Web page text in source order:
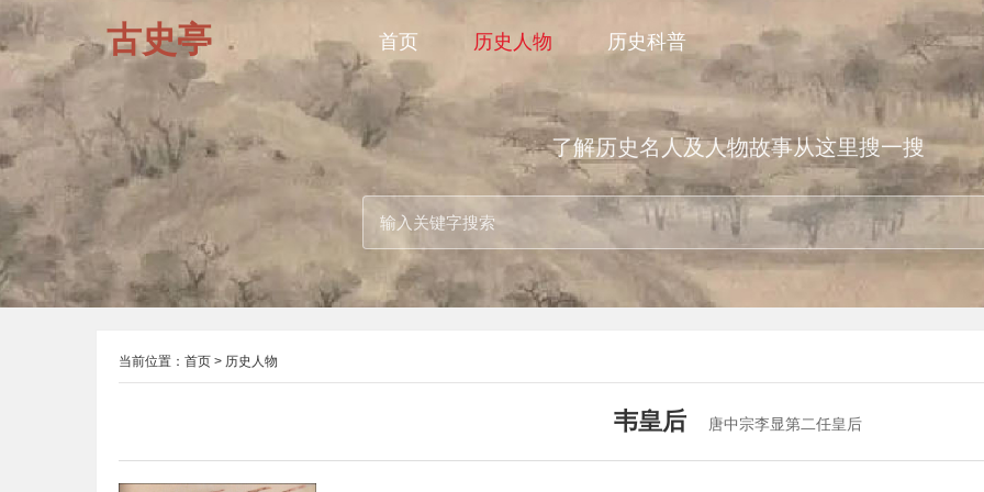
古史亭 首页 历史人物 历史科普
了解历史名人及人物故事从这里搜一搜
当前位置： 首页 > 历史人物
韦皇后 唐中宗李显第二任皇后